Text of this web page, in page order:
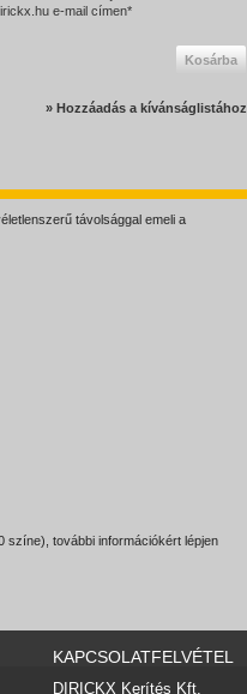
e-mail címen*
Kosárba
» Hozzáadás a kívánságlistához
távolsággal emeli a
színe), további információkért lépjen
KAPCSOLATFELVÉTEL
DIRICKX Kerítés Kft.